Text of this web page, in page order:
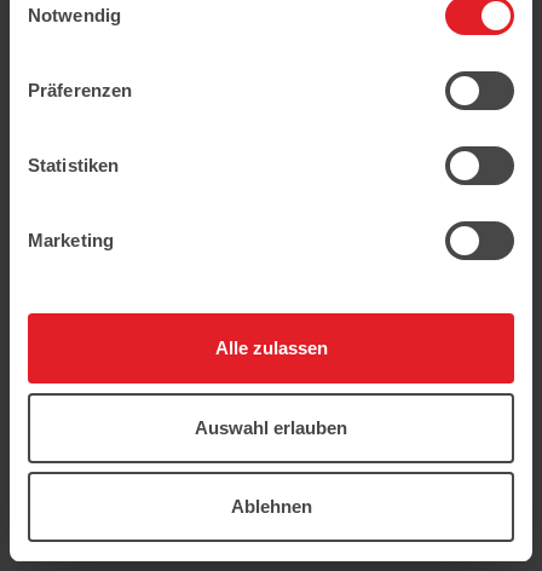
haben.
Notwendig
Präferenzen
Statistiken
Marketing
Alle zulassen
Auswahl erlauben
Ablehnen
der gesamte Inhalt sind urheberrechtlich
geschützt.